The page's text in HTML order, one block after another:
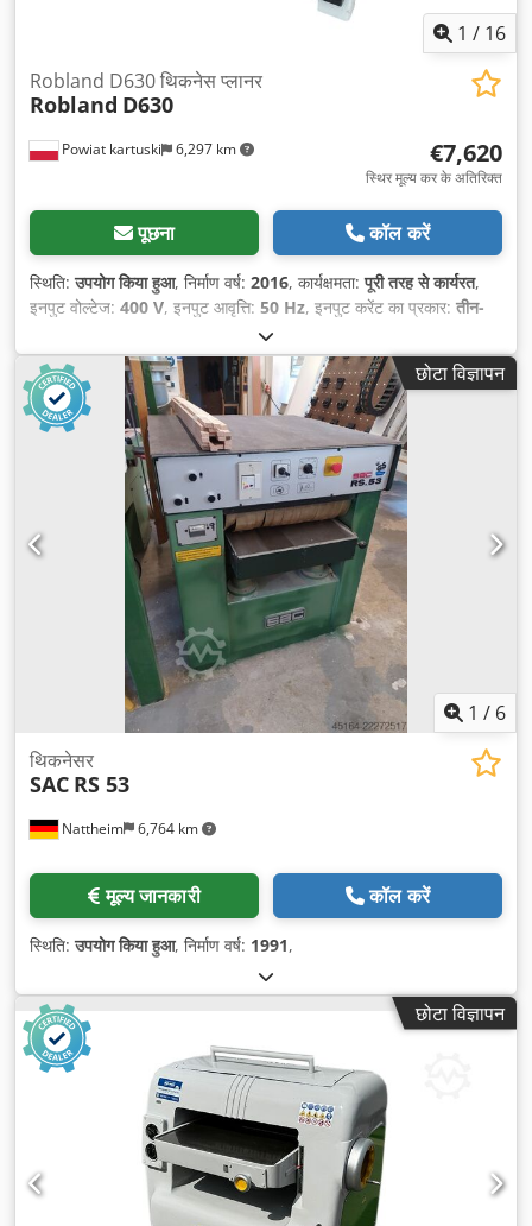
1 / 16
Powiat kartuski 6,297 km
Robland D630 थिकनेस प्लानर
Robland D630
€7,620
स्थिर मूल्य कर के अतिरिक्त
पूछना कॉल करें
स्थिति:उपयोग किया हुआ, निर्माण वर्ष: 2016, कार्यक्षमता:पूरी तरह से कार्यरत,
इनपुट वोल्टेज: 400 V, इनपुट आवृत्ति: 50 Hz, इनपुट करेंट का प्रकार: तीन-
, उपकरण व्यास:
संचालन प्रकार:विद्युत, अधिकतम घूर्णन गति:5,200 आरपीएम, कुल चौड़ाई:
1,200 मिमी
, कुल ऊँचाई:1,300 मिमी, कुल वजन:950 किग्रा, उपकरण:
प्रलेखन / मैन्युअल,
छोटा विज्ञापन
1 / 6
Nattheim 6,764 km
थिकनेसर
SAC RS 53
मूल्य जानकारी कॉल करें
स्थिति:उपयोग किया हुआ, निर्माण वर्ष: 1991,
छोटा विज्ञापन